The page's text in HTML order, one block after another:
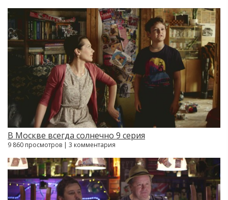
В Москве всегда солнечно 9 серия
9 860 просмотров | 3 комментария